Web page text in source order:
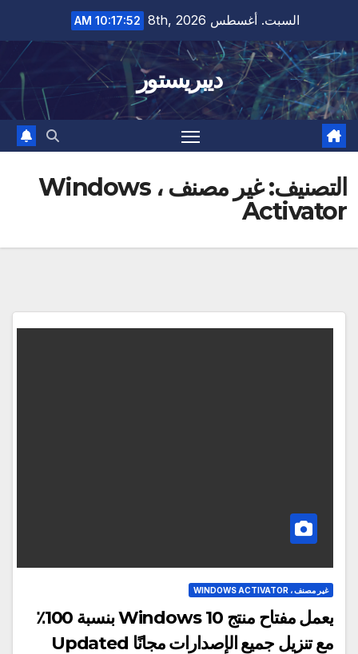
content
السبت. أغسطس 8th, 2026 10:17:52 AM
ديبريستور
التصنيف:
غير مصنف ، Windows
Activator
غير مصنف ، WINDOWS ACTIVATOR
يعمل مفتاح منتج Windows 10 بنسبة 100٪
مع تنزيل جميع الإصدارات مجانًا Updated